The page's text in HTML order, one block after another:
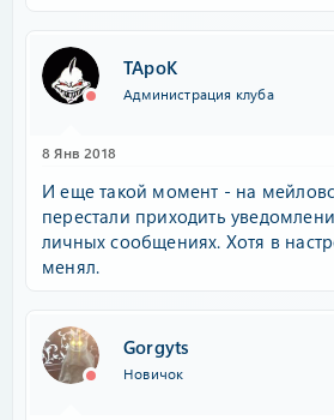
TApoK
Администрация клуба
8 Янв 2018
И еще такой момент - на
перестали приходить
личных сообщениях. Хотя в
менял.
Gorgyts
Новичок